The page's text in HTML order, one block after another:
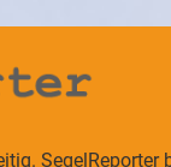
SegelReporter